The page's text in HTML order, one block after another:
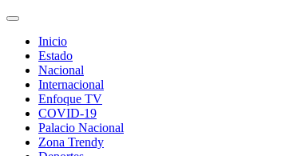
Inicio
Estado
Nacional
Internacional
Enfoque TV
COVID-19
Palacio Nacional
Zona Trendy